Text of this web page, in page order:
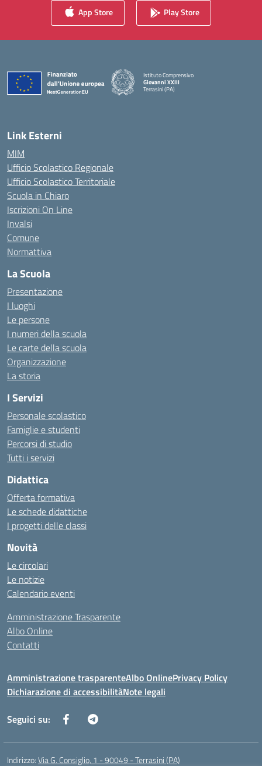
App Store Play Store
Istituto Comprensivo
Giovanni XXIII
Terrasini (PA)
Link Esterni
MIM
Ufficio Scolastico Regionale
Ufficio Scolastico Territoriale
Scuola in Chiaro
Iscrizioni On Line
Invalsi
Comune
Normattiva
La Scuola
Presentazione
I luoghi
Le persone
I numeri della scuola
Le carte della scuola
Organizzazione
La storia
I Servizi
Personale scolastico
Famiglie e studenti
Percorsi di studio
Tutti i servizi
Didattica
Offerta formativa
Le schede didattiche
I progetti delle classi
Novità
Le circolari
Le notizie
Calendario eventi
Amministrazione Trasparente
Albo Online
Contatti
Amministrazione trasparenteAlbo OnlinePrivacy Policy
Dichiarazione di accessibilitàNote legali
Seguici su:
Indirizzo:Via G. Consiglio, 1 - 90049 - Terrasini (PA)